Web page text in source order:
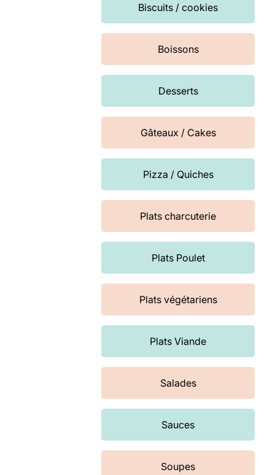
Biscuits / cookies
Boissons
Desserts
Gâteaux / Cakes
Pizza / Quiches
Plats charcuterie
Plats Poulet
Plats végétariens
Plats Viande
Salades
Sauces
Soupes